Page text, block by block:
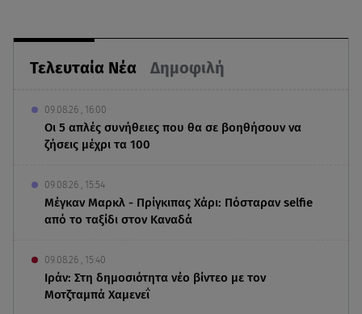
Τελευταία Νέα Δημοφιλή
09.08.26 , 16:00
Οι 5 απλές συνήθειες που θα σε βοηθήσουν να
ζήσεις μέχρι τα 100
09.08.26 , 15:54
Μέγκαν Μαρκλ - Πρίγκιπας Χάρι: Πόσταραν selfie
από το ταξίδι στον Καναδά
09.08.26 , 15:40
Ιράν: Στη δημοσιότητα νέο βίντεο με τον
Μοτζταμπά Χαμενεΐ